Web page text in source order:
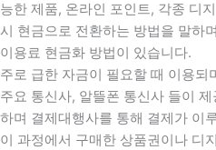
능한 제품, 온라인 포인트, 각종 디
시 현금으로 전환하는 방법을 말하
이용료 현금화 방법이 있습니다.
주로 급한 자금이 필요할 때 이용되
주요 통신사, 알뜰폰 통신사 들이
하며 결제대행사를 통해 결제가 이
이 과정에서 구매한 상품권이나 디